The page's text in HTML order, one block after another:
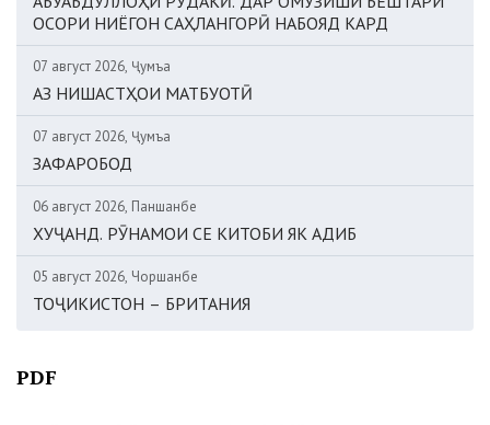
ОСОРИ НИЁГОН САҲЛАНГОРӢ НАБОЯД КАРД
07 август 2026, Ҷумъа
АЗ НИШАСТҲОИ МАТБУОТӢ
07 август 2026, Ҷумъа
ЗАФАРОБОД
06 август 2026, Панҷшанбе
ХУҶАНД. РӮНАМОИ СЕ КИТОБИ ЯК АДИБ
05 август 2026, Чоршанбе
ТОҶИКИСТОН – БРИТАНИЯ
PDF